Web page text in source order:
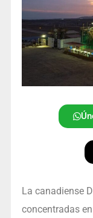
La canadiense
concentradas